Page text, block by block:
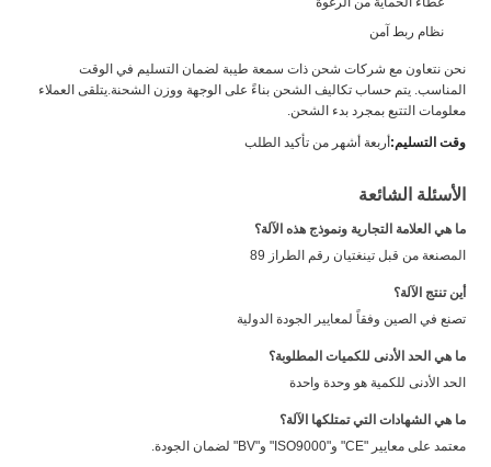
نظام ربط آمن
نحن نتعاون مع شركات شحن ذات سمعة طيبة لضمان التسليم في الوقت
المناسب. يتم حساب تكاليف الشحن بناءً على الوجهة ووزن الشحنة.يتلقى العملاء
معلومات التتبع بمجرد بدء الشحن.
وقت التسليم: أربعة أشهر من تأكيد الطلب
الأسئلة الشائعة
ما هي العلامة التجارية ونموذج هذه الآلة؟
المصنعة من قبل تينغتيان رقم الطراز 89
أين تنتج الآلة؟
تصنع في الصين وفقاً لمعايير الجودة الدولية
ما هي الحد الأدنى للكميات المطلوبة؟
الحد الأدنى للكمية هو وحدة واحدة
ما هي الشهادات التي تمتلكها الآلة؟
معتمد على معايير "CE" و"ISO9000" و"BV" لضمان الجودة.